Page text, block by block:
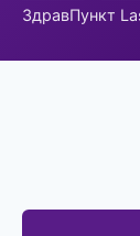
ЗдравПункт